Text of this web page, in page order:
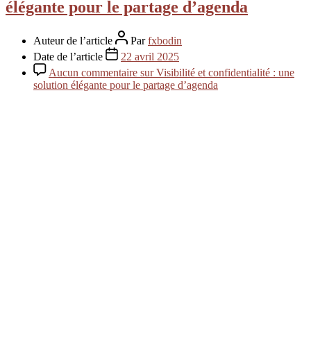
élégante pour le partage d’agenda
Auteur de l’article Parfxbodin
Date de l’article
22 avril 2025
Aucun commentaire sur Visibilité et confidentialité : une
solution élégante pour le partage d’agenda